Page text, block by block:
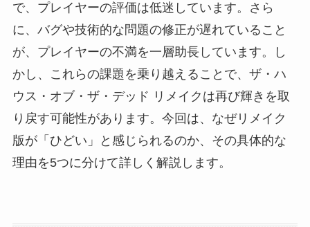
で、プレイヤーの評価は低迷しています。さら
に、バグや技術的な問題の修正が遅れていること
が、プレイヤーの不満を一層助長しています。し
かし、これらの課題を乗り越えることで、ザ・ハ
ウス・オブ・ザ・デッド リメイクは再び輝きを取
り戻す可能性があります。今回は、なぜリメイク
版が「ひどい」と感じられるのか、その具体的な
理由を5つに分けて詳しく解説します。